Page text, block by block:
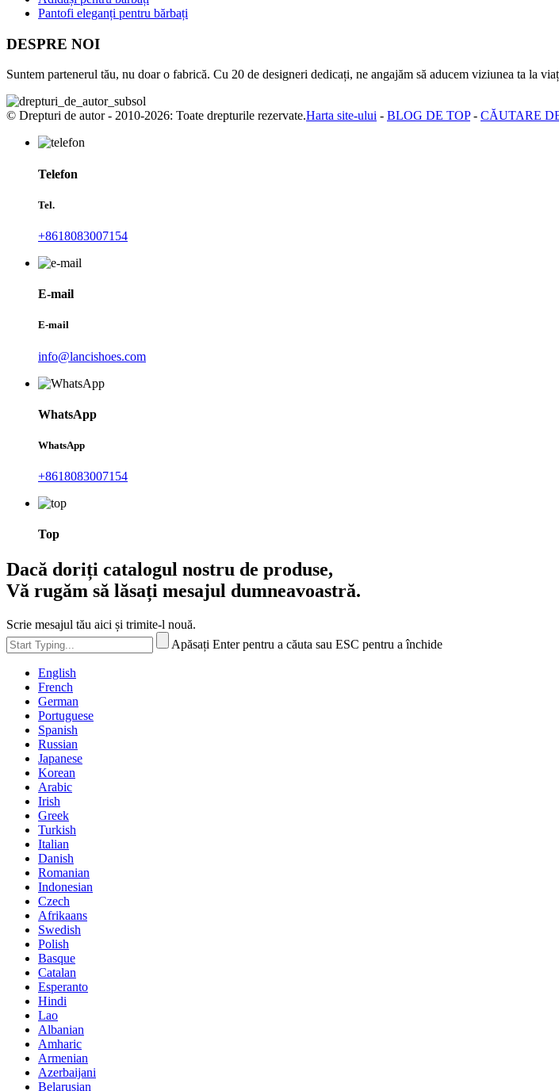
Pantofi eleganți pentru bărbați
DESPRE NOI
Suntem partenerul tău, nu doar o fabrică. Cu 20 de designeri dedicați, ne angajăm să aducem viziunea ta la
© Drepturi de autor - 2010-2026: Toate drepturile rezervate.Harta site-ului - BLOG DE TOP- CĂUTARE
Telefon
Tel.
+8618083007154
E-mail
E-mail
info@lancishoes.com
WhatsApp
WhatsApp
+8618083007154
Top
Dacă doriți catalogul nostru de produse,
Vă rugăm să lăsați mesajul dumneavoastră.
Scrie mesajul tău aici și trimite-l nouă.
Apăsați Enter pentru a căuta sau ESC pentru a închide
English
French
German
Portuguese
Spanish
Russian
Japanese
Korean
Arabic
Irish
Greek
Turkish
Italian
Danish
Romanian
Indonesian
Czech
Afrikaans
Swedish
Polish
Basque
Catalan
Esperanto
Hindi
Lao
Albanian
Amharic
Armenian
Azerbaijani
Belarusian